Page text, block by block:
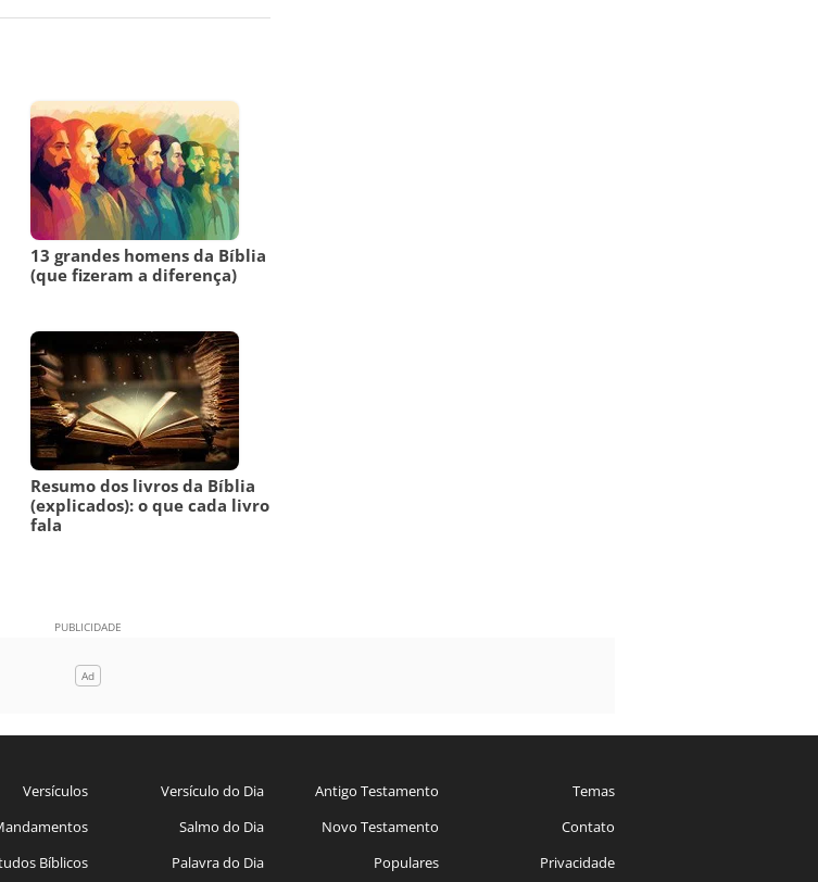
13 grandes homens da Bíblia
(que fizeram a diferença)
Resumo dos livros da Bíblia
(explicados): o que cada livro
fala
Versículos
Bíblicos
Versículo do Dia
Salmo do Dia
Palavra do Dia
Antigo Testamento
Novo Testamento
Populares
Temas
Contato
Privacidade